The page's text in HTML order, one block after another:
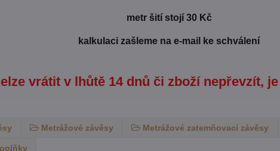
metr šití stojí 30 Kč
kalkulaci zašleme na e-mail ke schválení
vrátit v lhůtě 14 dnů či zboží nepřevzít,
Metrážové závěsy Metrážové zatemňovací závěsy